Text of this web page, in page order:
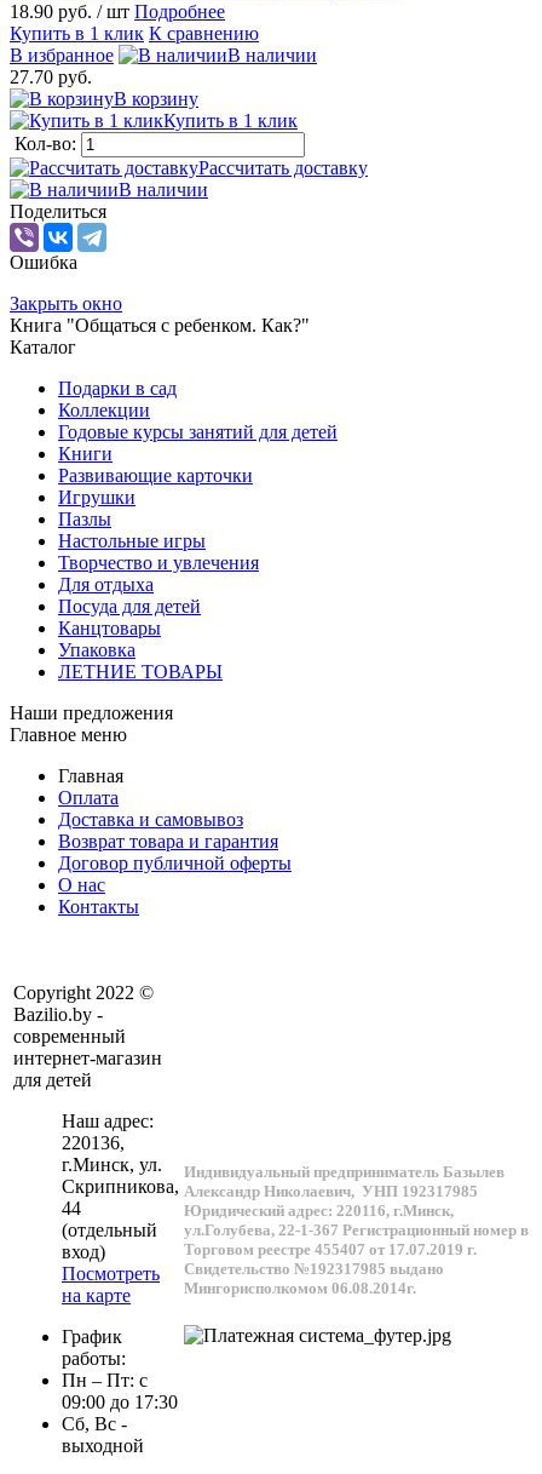
18.90 руб. / шт Подробнее
Купить в 1 клик К сравнению
В избранное
В наличии
27.70 руб.
В корзину
Купить в 1 клик
Кол-во:
Рассчитать доставку
В наличии
Поделиться
Ошибка
Закрыть окно
Книга "Общаться с ребенком. Как?"
Каталог
Подарки в сад
Коллекции
Годовые курсы занятий для детей
Книги
Развивающие карточки
Игрушки
Пазлы
Настольные игры
Творчество и увлечения
Для отдыха
Посуда для детей
Канцтовары
Упаковка
ЛЕТНИЕ ТОВАРЫ
Наши предложения
Главное меню
Главная
Оплата
Доставка и самовывоз
Возврат товара и гарантия
Договор публичной оферты
О нас
Контакты
Copyright 2022 ©
Bazilio.by -
современный
интернет-магазин
для детей
Наш адрес:
220136,
г.Минск, ул.
Скрипникова,
44
(отдельный
вход)
Посмотреть
на карте
График
работы:
Пн – Пт: с
09:00 до 17:30
Сб, Вс -
выходной
Индивидуальный предприниматель Базылев
Александр Николаевич, УНП 192317985
Юридический адрес: 220116, г.Минск,
ул.Голубева, 22-1-367 Регистрационный номер в
Торговом реестре 455407 от 17.07.2019 г.
Свидетельство №192317985 выдано
Мингорисполкомом 06.08.2014г.